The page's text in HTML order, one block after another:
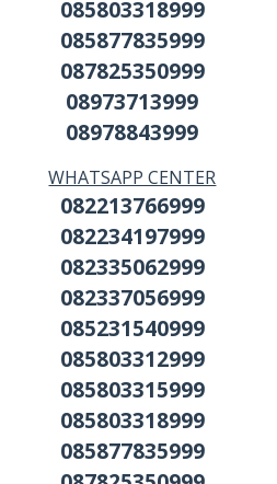
085803318999
085877835999
087825350999
08973713999
08978843999
WHATSAPP CENTER
082213766999
082234197999
082335062999
082337056999
085231540999
085803312999
085803315999
085803318999
085877835999